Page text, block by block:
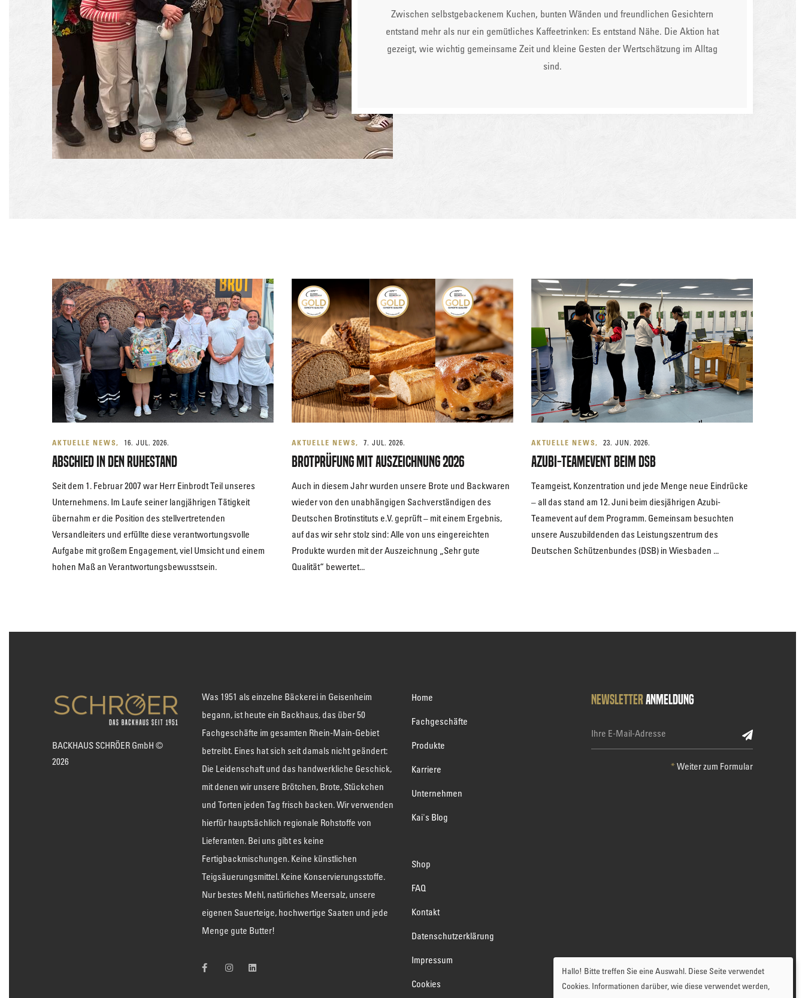
Zwischen selbstgebackenem Kuchen, bunten Wänden und freundlichen Gesichtern
entstand mehr als nur ein gemütliches Kaffeetrinken: Es entstand Nähe. Die Aktion hat
gezeigt, wie wichtig gemeinsame Zeit und kleine Gesten der Wertschätzung im Alltag
sind.
AKTUELLE NEWS 16. JUL. 2026.
Abschied in den Ruhestand
Seit dem 1. Februar 2007 war Herr Einbrodt Teil unseres
Unternehmens. Im Laufe seiner langjährigen Tätigkeit
übernahm er die Position des stellvertretenden
Versandleiters und erfüllte diese verantwortungsvolle
Aufgabe mit großem Engagement, viel Umsicht und einem
hohen Maß an Verantwortungsbewusstsein.
AKTUELLE NEWS 7. JUL. 2026.
Brotprüfung mit Auszeichnung 2026
Auch in diesem Jahr wurden unsere Brote und Backwaren
wieder von den unabhängigen Sachverständigen des
Deutschen Brotinstituts e.V. geprüft – mit einem Ergebnis,
auf das wir sehr stolz sind: Alle von uns eingereichten
Produkte wurden mit der Auszeichnung „Sehr gute
Qualität“ bewertet...
AKTUELLE NEWS 23. JUN. 2026.
Azubi-Teamevent beim DSB
Teamgeist, Konzentration und jede Menge neue Eindrücke
– all das stand am 12. Juni beim diesjährigen Azubi-
Teamevent auf dem Programm. Gemeinsam besuchten
unsere Auszubildenden das Leistungszentrum des
Deutschen Schützenbundes (DSB) in Wiesbaden ...
BACKHAUS SCHRÖER GmbH ©
2026
Was 1951 als einzelne Bäckerei in Geisenheim
begann, ist heute ein Backhaus, das über 50
Fachgeschäfte im gesamten Rhein-Main-Gebiet
betreibt. Eines hat sich seit damals nicht geändert:
Die Leidenschaft und das handwerkliche Geschick,
mit denen wir unsere Brötchen, Brote, Stückchen
und Torten jeden Tag frisch backen. Wir verwenden
hierfür hauptsächlich regionale Rohstoffe von
Lieferanten. Bei uns gibt es keine
Fertigbackmischungen. Keine künstlichen
Teigsäuerungsmittel. Keine Konservierungsstoffe.
Nur bestes Mehl, natürliches Meersalz, unsere
eigenen Sauerteige, hochwertige Saaten und jede
Menge gute Butter!
Home
Fachgeschäfte
Produkte
Karriere
Unternehmen
Kai's Blog
Shop
FAQ
Kontakt
Datenschutzerklärung
Impressum
Cookies
NewsletterAnmeldung
* Weiter zum Formular
Hallo! Bitte treffen Sie eine Auswahl. Diese Seite verwendet
Cookies. Informationen darüber, wie diese verwendet werden,